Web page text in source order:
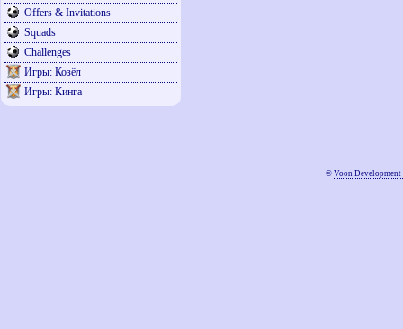
Offers & Invitations
Squads
Challenges
Игры: Козёл
Игры: Кинга
© Voon Development